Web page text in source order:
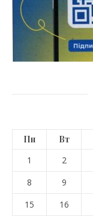
Пн Вт
1
2
8
9
15
16